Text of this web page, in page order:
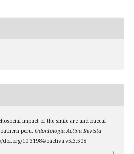
impact of the smile arc and buccal
peru. Odontología Activa Revista
doi.org/10.31984/oactiva.v5i3.508